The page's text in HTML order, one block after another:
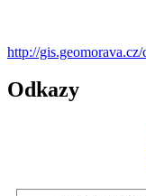
http://
Odkazy